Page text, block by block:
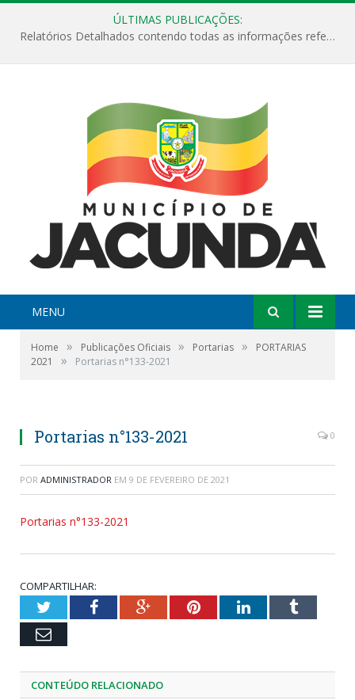
ÚLTIMAS PUBLICAÇÕES:
Relatórios Detalhados contendo todas as informações referentes a execução de recursos destinados ao fomento de projetos culturais no Município de Jacundá entre os anos de 2022 ao presente ano de 2026.
MENU
Home » Publicações Oficiais » Portarias »
PORTARIAS
2021
» Portarias n°133-2021
Portarias n°133-2021 0
POR ADMINISTRADOR EM 9 DE FEVEREIRO DE 2021
Portarias n°133-2021
COMPARTILHAR:
TwitterFacebookGoogle+PinterestLinkedInTumblr
Email
CONTEÚDO RELACIONADO